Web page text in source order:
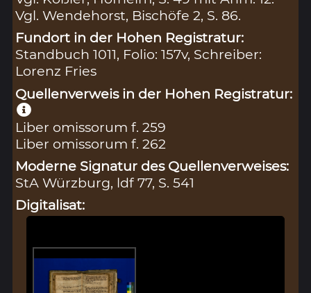
Vgl. Wendehorst, Bischöfe 2, S. 86.
Fundort in der Hohen Registratur:
Standbuch 1011, Folio: 157v, Schreiber:
Lorenz Fries
Quellenverweis in der Hohen Registratur:
Liber omissorum f. 259
Liber omissorum f. 262
Moderne Signatur des Quellenverweises:
StA Würzburg, ldf 77, S. 541
Digitalisat: